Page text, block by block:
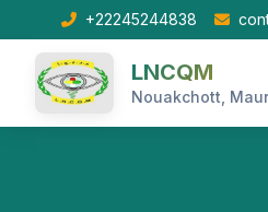
+22245244838
LNCQM
Nouakchott,